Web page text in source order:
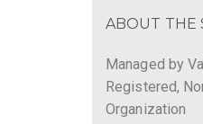
ABOUT THE
Managed by
Registered,
Organization